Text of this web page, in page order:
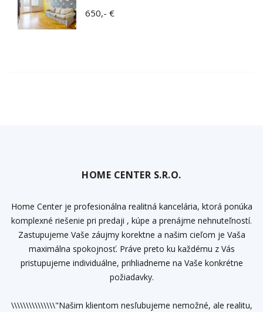
650,- €
HOME CENTER S.R.O.
Home Center je profesionálna realitná kancelária, ktorá ponúka
komplexné riešenie pri predaji , kúpe a prenájme nehnuteľností.
Zastupujeme Vaše záujmy korektne a našim cieľom je Vaša
maximálna spokojnosť. Práve preto ku každému z Vás
pristupujeme individuálne, prihliadneme na Vaše konkrétne
požiadavky.
\\\\\\\\\\\\\\\"Našim klientom nesľubujeme nemožné, ale realitu,